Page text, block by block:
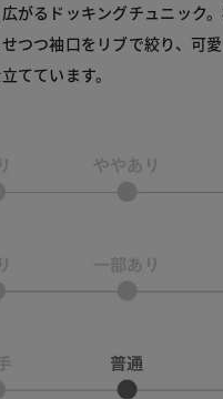
がるドッキングチュニック
つつ袖口をリブで絞り、可
てています。